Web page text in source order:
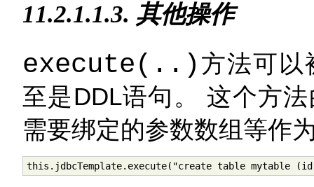
11.2.1.1.3. 其他操作
execute(..) 方法可以
至是DDL语句。 这个方
需要绑定的参数数组等作
this.jdbcTemplate.execute("create table mytable